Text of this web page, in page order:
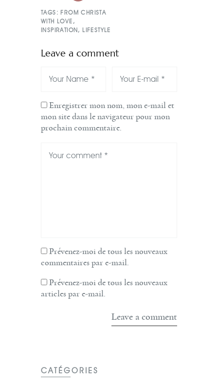
TAGS: FROM CHRISTA
WITH LOVE ,
INSPIRATION,LIFESTYLE
Leave a comment
Enregistrer mon nom, mon e-mail et
mon site dans le navigateur pour mon
prochain commentaire.
Prévenez-moi de tous les nouveaux
commentaires par e-mail.
Prévenez-moi de tous les nouveaux
articles par e-mail.
CATÉGORIES